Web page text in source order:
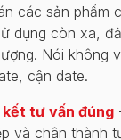
các sản phẩm
dụng còn xa,
Nói không
cận date.
kết tư vấn đúng
và chân thành